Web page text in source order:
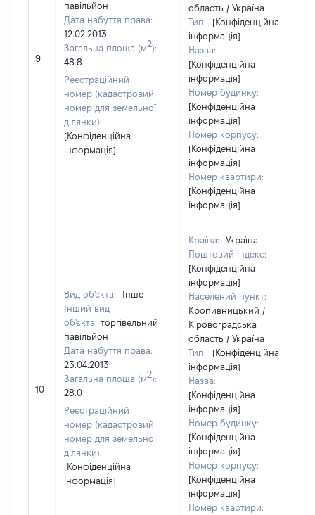
9
павільйон
Дата набуття права:
12.02.2013
Загальна площа (м2):
48.8
Реєстраційний
номер (кадастровий
номер для земельної
ділянки):
[Конфіденційна
інформація]
область / Україна
Тип:
[Конфіденційна
інформація]
Назва:
[Конфіденційна
інформація]
Номер будинку:
[Конфіденційна
інформація]
Номер корпусу:
[Конфіденційна
інформація]
Номер квартири:
[Конфіденційна
інформація]
10
Вид об'єкта:
Інше
Інший вид
об'єкта: торгівельний
павільйон
Дата набуття права:
23.04.2013
Загальна площа (м2):
28.0
Реєстраційний
номер (кадастровий
номер для земельної
ділянки):
[Конфіденційна
інформація]
Країна:
Україна
Поштовий індекс:
[Конфіденційна
інформація]
Населений пункт:
Кропивницький /
Кіровоградська
область / Україна
Тип:
[Конфіденційна
інформація]
Назва:
[Конфіденційна
інформація]
Номер будинку:
[Конфіденційна
інформація]
Номер корпусу:
[Конфіденційна
інформація]
Номер квартири: